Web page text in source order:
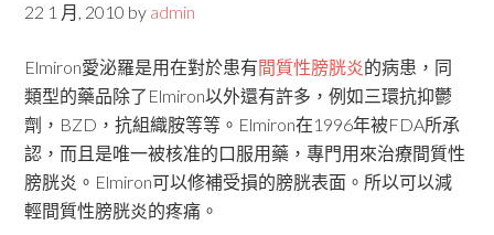
22 1 月, 2010 by admin
Elmiron愛泌羅是用在對於患有間質性膀胱炎的病患，同
類型的藥品除了Elmiron以外還有許多，例如三環抗抑鬱
劑，BZD，抗組織胺等等。Elmiron在1996年被FDA所承
認，而且是唯一被核准的口服用藥，專門用來治療間質性
膀胱炎。Elmiron可以修補受損的膀胱表面。所以可以減
輕間質性膀胱炎的疼痛。